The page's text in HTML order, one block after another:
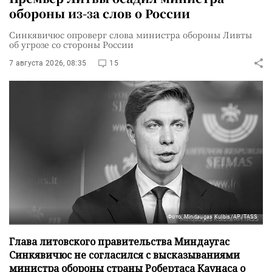
обороны из-за слов о России
Синкявичюс опроверг слова министра обороны Ливты
об угрозе со стороны России
7 августа 2026, 08:35 15
Фото: Mindaugas Kulbis/AP/TASS
Глава литовского правительства Миндаугас
Синкявичюс не согласился с высказываниями
министра обороны страны Робертаса Каунаса о